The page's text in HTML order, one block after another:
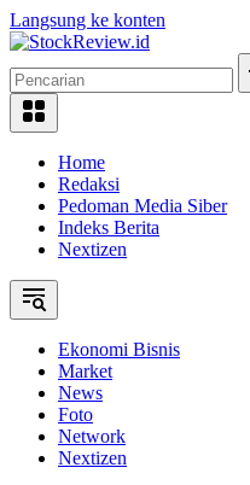
Langsung ke konten
Home
Redaksi
Pedoman Media Siber
Indeks Berita
Nextizen
Ekonomi Bisnis
Market
News
Foto
Network
Nextizen